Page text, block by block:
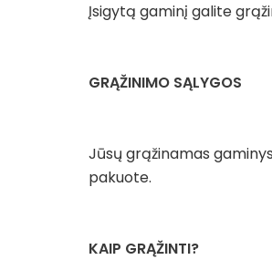
Įsigytą gaminį galite
GRĄŽINIMO SĄLYGOS
Jūsų grąžinamas
pakuote.
KAIP GRĄŽINTI?